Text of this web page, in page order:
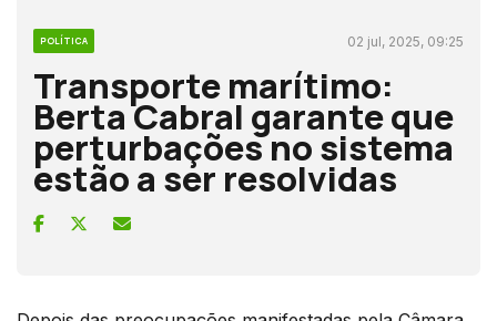
POLÍTICA 02 jul, 2025, 09:25
Transporte marítimo:
Berta Cabral garante que
perturbações no sistema
estão a ser resolvidas